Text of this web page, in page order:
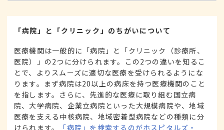
「病院」と「クリニック」のちがいについて
医療機関は一般的に「病院」と「クリニック（診療所、
医院）」の2つに分けられます。この2つの違いを知るこ
とで、よりスムーズに適切な医療を受けられるようにな
ります。まず病院は20以上の病床を持つ医療機関のこと
を指します。さらに、先進的な医療に取り組む国立病
院、大学病院、企業立病院といった大規模病院や、地域
医療を支える中核病院、地域密着型病院などの種類に分
けられます。
「病院」を検索するのがホスピタルズ・